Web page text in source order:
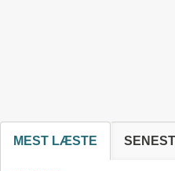
MEST LÆSTE